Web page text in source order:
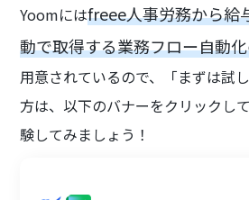
Yoomにはfreee人事労務から給
動で取得する業務フロー自動
用意されているので、「まずは試
方は、以下のバナーをクリックし
験してみましょう！